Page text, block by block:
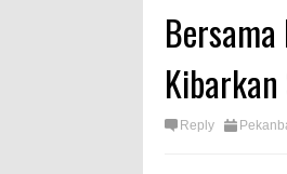
Reply